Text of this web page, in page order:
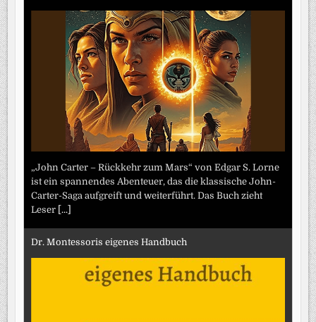
„John Carter – Rückkehr zum Mars“ von Edgar S. Lorne
ist ein spannendes Abenteuer, das die klassische John-
Carter-Saga aufgreift und weiterführt. Das Buch zieht
Leser [...]
Dr. Montessoris eigenes Handbuch